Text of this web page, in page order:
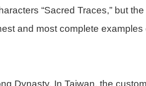
“Sacred Traces,” but
and most complete examples
Dynasty. In Taiwan, the